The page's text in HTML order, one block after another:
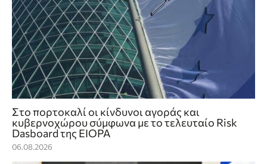
Στο πορτοκαλί οι κίνδυνοι αγοράς και
κυβερνοχώρου σύμφωνα με το τελευταίο Risk
Dasboard της EIOPA
06.08.2026